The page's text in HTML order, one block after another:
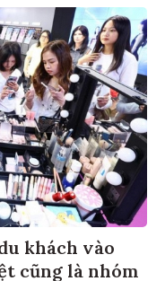
khách vào
cũng là nhóm